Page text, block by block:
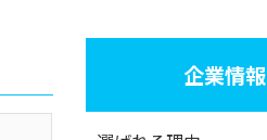
企業情報